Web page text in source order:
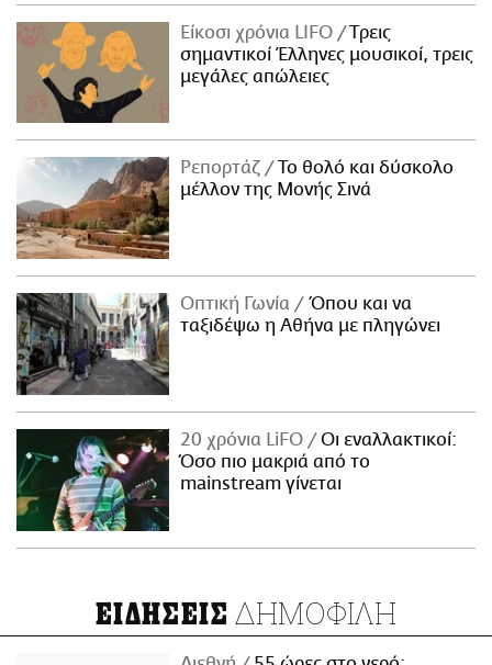
Είκοσι χρόνια LIFO
Tρεις
σημαντικοί Έλληνες μουσικοί, τρεις
μεγάλες απώλειες
Ρεπορτάζ
Το θολό και δύσκολο
μέλλον της Μονής Σινά
Οπτική Γωνία
Όπου και να
ταξιδέψω η Αθήνα με πληγώνει
20 χρόνια LiFO
Οι εναλλακτικοί:
Όσο πιο μακριά από το
mainstream γίνεται
ΕΙΔΗΣΕΙΣ ΔΗΜΟΦΙΛΗ